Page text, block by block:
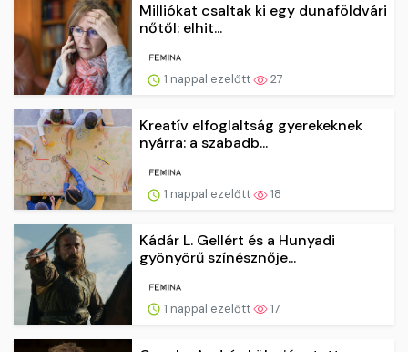
Milliókat csaltak ki egy dunaföldvári
nőtől: elhit...
1 nappal ezelőtt 27
Kreatív elfoglaltság gyerekeknek
nyárra: a szabadb...
1 nappal ezelőtt 18
Kádár L. Gellért és a Hunyadi
gyönyörű színésznője...
1 nappal ezelőtt 17